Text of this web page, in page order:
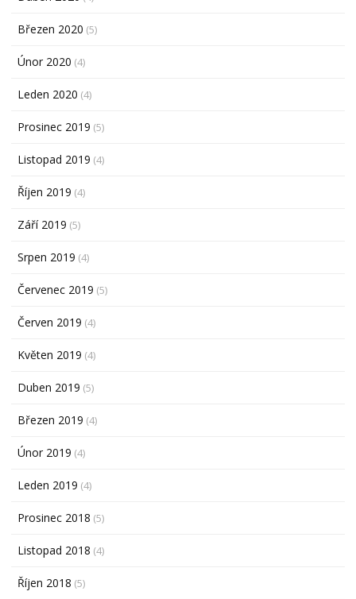
Březen 2020 (5)
Únor 2020 (4)
Leden 2020 (4)
Prosinec 2019 (5)
Listopad 2019 (4)
Říjen 2019 (4)
Září 2019 (5)
Srpen 2019 (4)
Červenec 2019 (5)
Červen 2019 (4)
Květen 2019 (4)
Duben 2019 (5)
Březen 2019 (4)
Únor 2019 (4)
Leden 2019 (4)
Prosinec 2018 (5)
Listopad 2018 (4)
Říjen 2018 (5)